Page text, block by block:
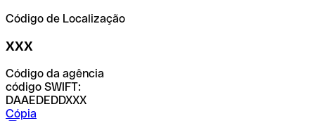
Código de Localização
XXX
Código da agência
código SWIFT:
DAAEDEDDXXX
Cópia